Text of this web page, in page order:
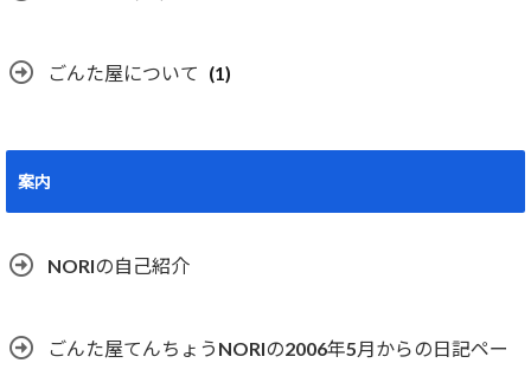
ごんた屋について (1)
案内
NORIの自己紹介
ごんた屋てんちょうNORIの2006年5月からの日記ペー